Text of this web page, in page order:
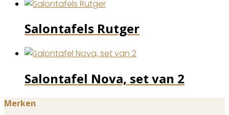
Salontafels Rutger
Salontafel Nova, set van 2
Merken